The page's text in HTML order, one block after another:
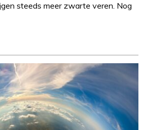
steeds meer zwarte veren. Nog